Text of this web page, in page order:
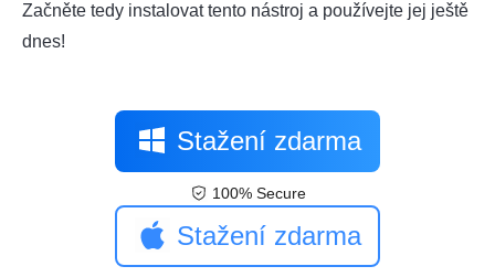
Začněte tedy instalovat tento nástroj a používejte jej ještě
dnes!
Stažení zdarma
100% Secure
Stažení zdarma